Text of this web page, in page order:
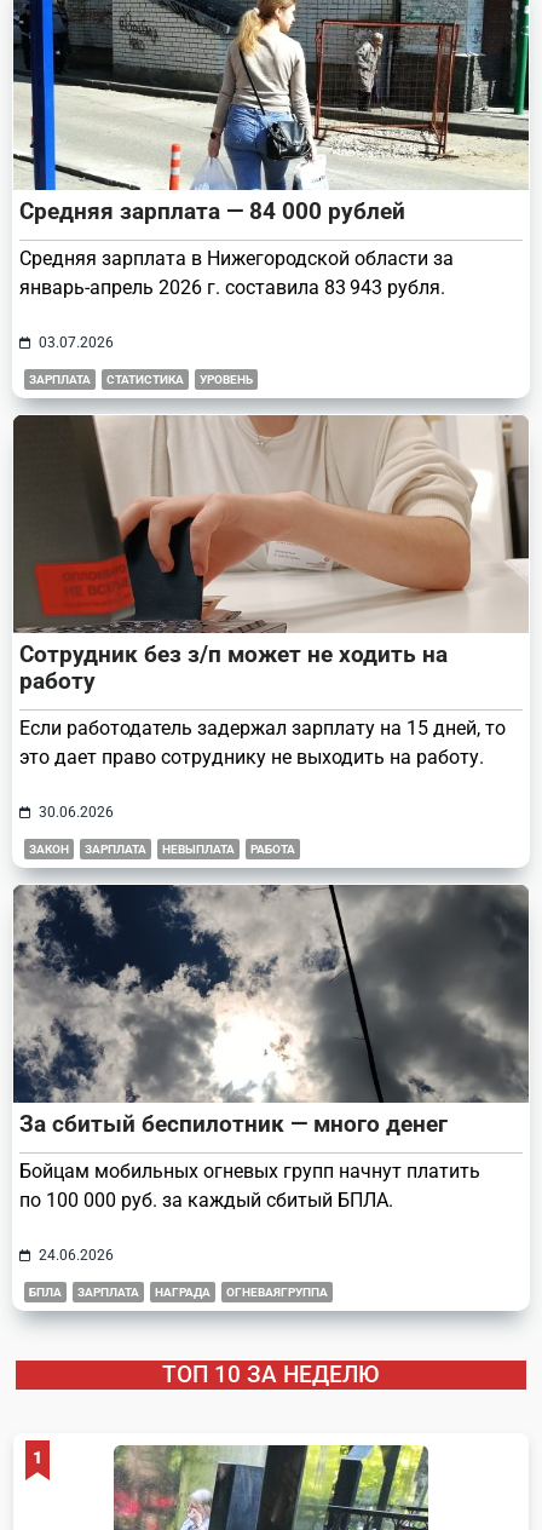
Средняя зарплата — 84 000 рублей
Средняя зарплата в Нижегородской области за
январь-апрель 2026 г. составила 83 943 рубля.
03.07.2026
ЗАРПЛАТА СТАТИСТИКА УРОВЕНЬ
Сотрудник без з/п может не ходить на
работу
Если работодатель задержал зарплату на 15 дней, то
это дает право сотруднику не выходить на работу.
30.06.2026
ЗАКОН ЗАРПЛАТА НЕВЫПЛАТА РАБОТА
За сбитый беспилотник — много денег
Бойцам мобильных огневых групп начнут платить
по 100 000 руб. за каждый сбитый БПЛА.
24.06.2026
БПЛА ЗАРПЛАТА НАГРАДА ОГНЕВАЯГРУППА
ТОП 10 ЗА НЕДЕЛЮ